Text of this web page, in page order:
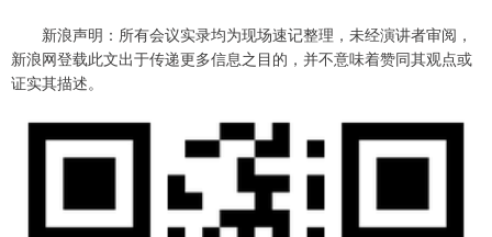
新浪声明：所有会议实录均为现场速记整理，未经演讲者审阅，
新浪网登载此文出于传递更多信息之目的，并不意味着赞同其观点或
证实其描述。